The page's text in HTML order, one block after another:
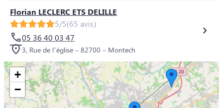
Florian LECLERC ETS DELILLE
5/5(65 avis)
05 36 40 03 47
3, Rue de l’église – 82700 – Montech
+
−